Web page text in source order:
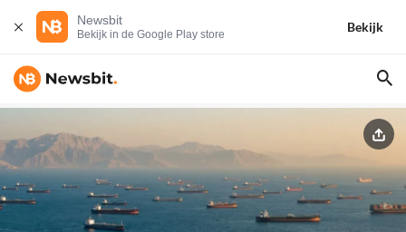
Newsbit
Bekijk in de Google Play store
Bekijk